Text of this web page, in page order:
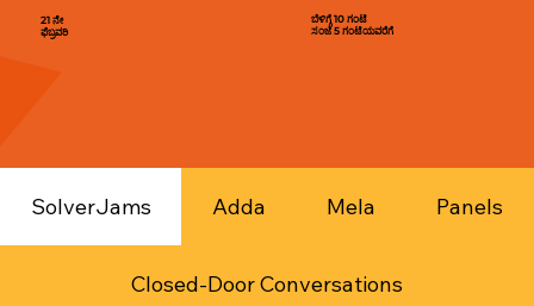
21 ನೇ
ಫೆಬ್ರವರಿ
ಬೆಳಿಗ್ಗೆ 10 ಗಂಟೆ
ಸಂಜೆ 5 ಗಂಟೆಯವರೆಗೆ
SolverJams Adda Mela Panels
Closed-Door Conversations